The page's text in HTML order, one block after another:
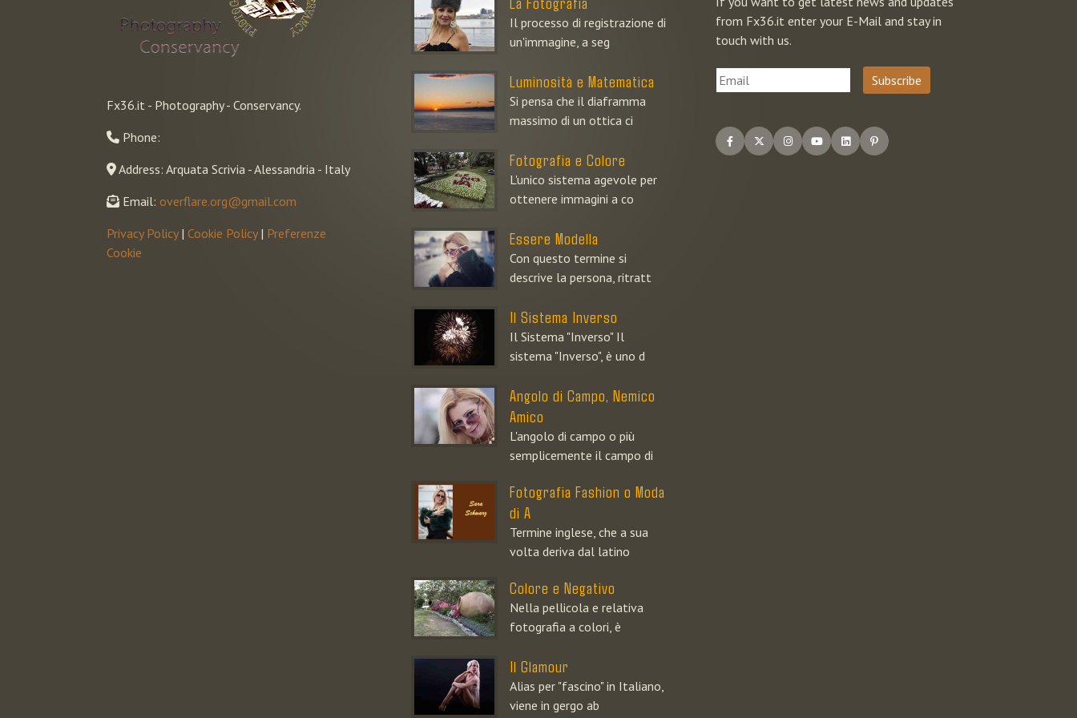
Fx36.it - Photography - Conservancy.
Phone:
Address: Arquata Scrivia - Alessandria - Italy
Email: overflare.org@gmail.com
Privacy Policy| Cookie Policy| Preferenze
Cookie
Il processo di registrazione di
un'immagine, a seg
Luminosità e Matematica
Si pensa che il diaframma
massimo di un ottica ci
Fotografia e Colore
L'unico sistema agevole per
ottenere immagini a co
Essere Modella
Con questo termine si
descrive la persona, ritratt
Il Sistema Inverso
Il Sistema "Inverso" Il
sistema "Inverso", è uno d
Angolo di Campo, Nemico
Amico
L'angolo di campo o più
semplicemente il campo di
Fotografia Fashion o Moda
di A
Termine inglese, che a sua
volta deriva dal latino
Colore e Negativo
Nella pellicola e relativa
fotografia a colori, è
Il Glamour
Alias per "fascino" in Italiano,
viene in gergo ab
from Fx36.it enter your E-Mail and stay in
touch with us.